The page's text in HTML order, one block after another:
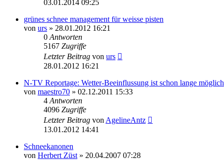
03.01.2014 09:25
grünes schnee management für weisse pisten
von urs » 28.01.2012 16:21
0 Antworten
5167 Zugriffe
Letzter Beitrag von urs
28.01.2012 16:21
N-TV Reportage: Wetter-Beeinflussung ist schon lange möglich
von maestro70 » 02.12.2011 15:33
4 Antworten
4096 Zugriffe
Letzter Beitrag von AgelineAntz
13.01.2012 14:41
Schneekanonen
von Herbert Züst » 20.04.2007 07:28